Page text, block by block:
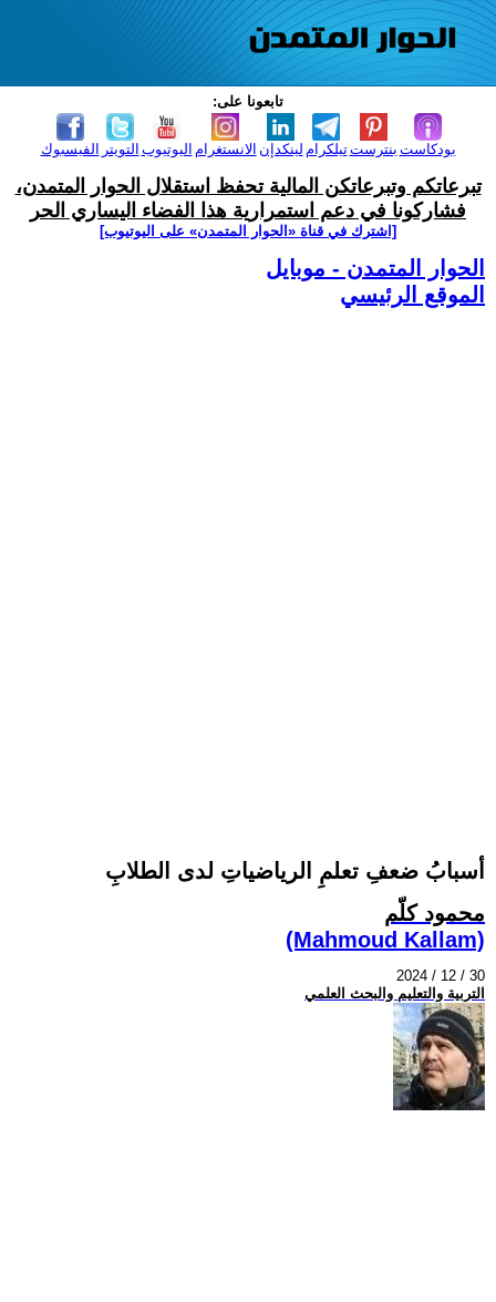
تابعونا على:
الفيسبوك التويتر اليوتيوب الانستغرام لينكدإن تيلكرامبنترست بودكاست
تبرعاتكم وتبرعاتكن المالية تحفظ استقلال الحوار المتمدن،
فشاركونا في دعم استمرارية هذا الفضاء اليساري الحر
[اشترك في قناة ‫«الحوار المتمدن» على اليوتيوب]
الحوار المتمدن - موبايل
الموقع الرئيسي
أسبابُ ضعفِ تعلمِ الرياضياتِ لدى الطلابِ
محمود كلّم
(Mahmoud Kallam)
2024 / 12 / 30
التربية والتعليم والبحث العلمي